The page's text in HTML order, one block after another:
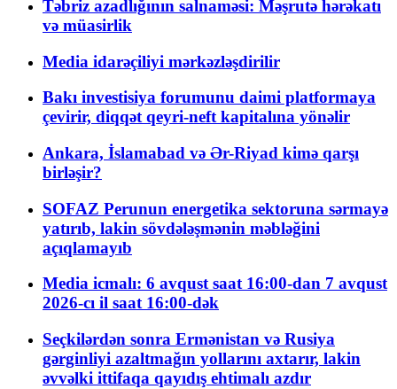
Təbriz azadlığının salnaməsi: Məşrutə hərəkatı
və müasirlik
Media idarəçiliyi mərkəzləşdirilir
Bakı investisiya forumunu daimi platformaya
çevirir, diqqət qeyri-neft kapitalına yönəlir
Ankara, İslamabad və Ər-Riyad kimə qarşı
birləşir?
SOFAZ Perunun energetika sektoruna sərmayə
yatırıb, lakin sövdələşmənin məbləğini
açıqlamayıb
Media icmalı: 6 avqust saat 16:00-dan 7 avqust
2026-cı il saat 16:00-dək
Seçkilərdən sonra Ermənistan və Rusiya
gərginliyi azaltmağın yollarını axtarır, lakin
əvvəlki ittifaqa qayıdış ehtimalı azdır